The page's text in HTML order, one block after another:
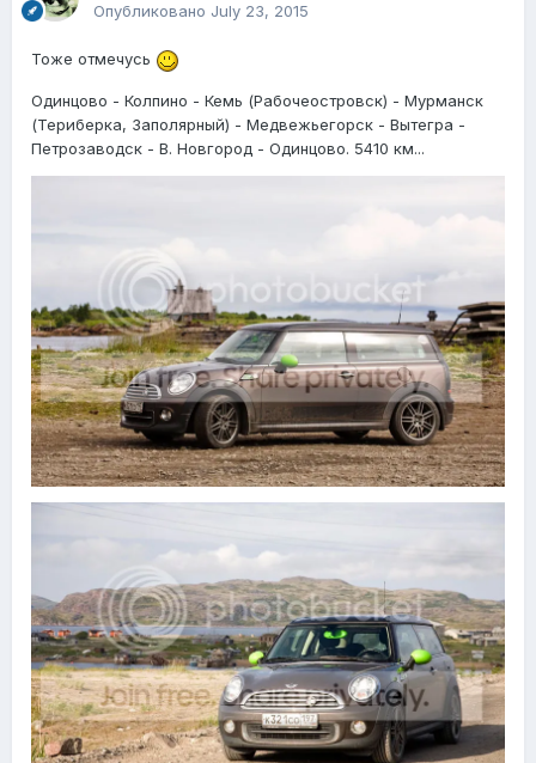
Опубликовано July 23, 2015
Тоже отмечусь
Одинцово - Колпино - Кемь (Рабочеостровск) - Мурманск
(Териберка, Заполярный) - Медвежьегорск - Вытегра -
Петрозаводск - В. Новгород - Одинцово. 5410 км...